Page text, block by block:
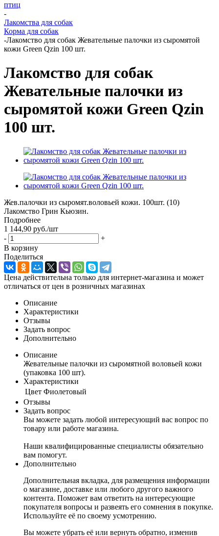
птиц
-
Лакомства для собак
Корма для собак
-Лакомство для собак Жевательные палочки из сыромятой
кожи Green Qzin 100 шт.
Лакомство для собак
Жевательные палочки из
сыромятой кожи Green Qzin
100 шт.
Жев.палочки из сыромят.воловьей кожи. 100шт. (10)
Лакомство Грин Кьюзин.
Подробнее
1 144,90 руб./шт
-
+
В корзину
Поделиться
Цена действительна только для интернет-магазина и может
отличаться от цен в розничных магазинах
Описание
Характеристики
Отзывы
Задать вопрос
Дополнительно
Описание
Жевательные палочки из сыромятной воловьей кожи
(упаковка 100 шт).
Характеристики
Цвет Фиолетовый
Отзывы
Задать вопрос
Вы можете задать любой интересующий вас вопрос по
товару или работе магазина.
Наши квалифицированные специалисты обязательно
вам помогут.
Дополнительно
Дополнительная вкладка, для размещения информации
о магазине, доставке или любого другого важного
контента. Поможет вам ответить на интересующие
покупателя вопросы и развеять его сомнения в покупке.
Используйте её по своему усмотрению.
Вы можете убрать её или вернуть обратно, изменив